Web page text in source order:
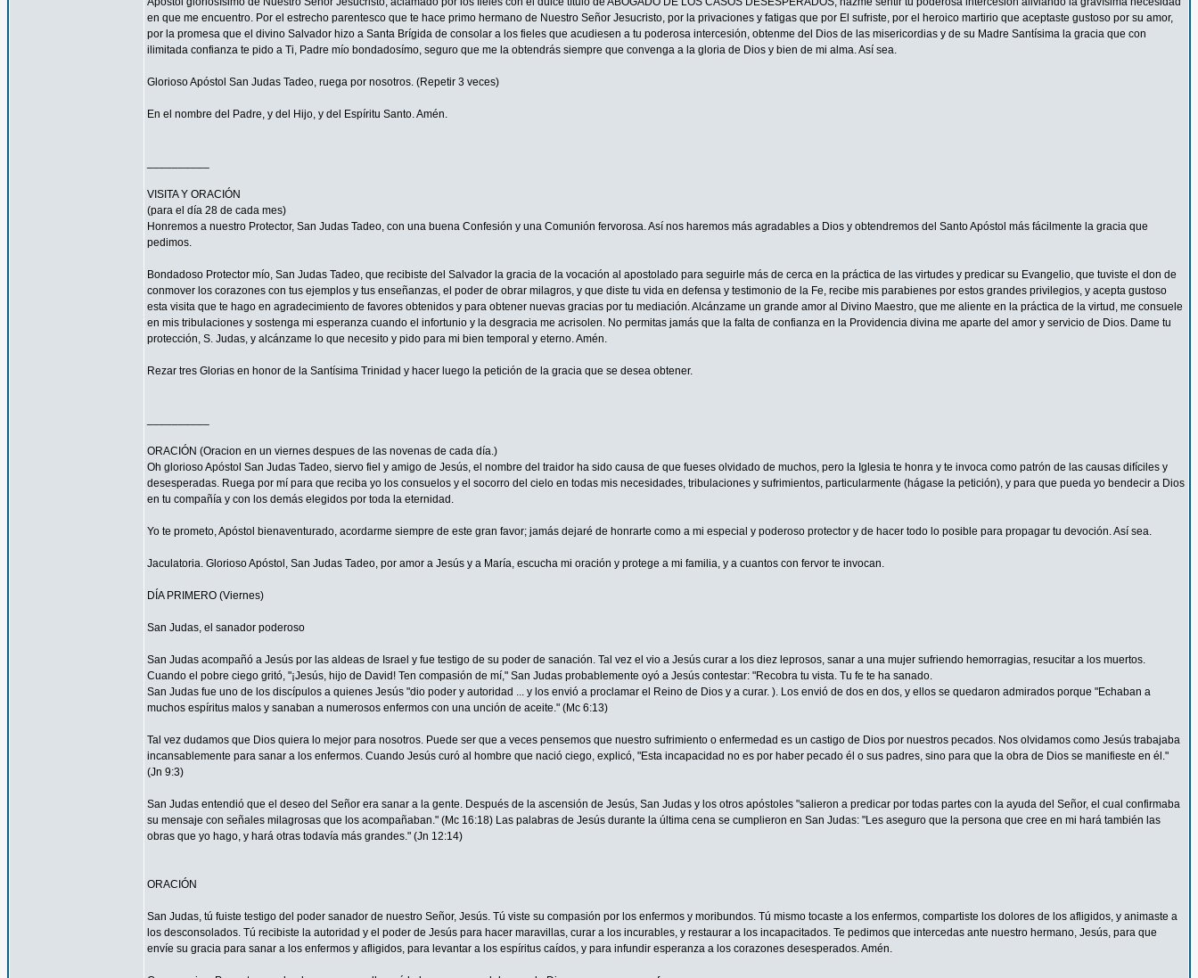
en que me encuentro. Por el estrecho parentesco que te hace primo hermano de Nuestro Señor Jesucristo, por la privaciones y fatigas que por El sufriste, por el heroico martirio que aceptaste gustoso por su amor,
por la promesa que el divino Salvador hizo a Santa Brígida de consolar a los fieles que acudiesen a tu poderosa intercesión, obtenme del Dios de las misericordias y de su Madre Santísima la gracia que con
ilimitada confianza te pido a Ti, Padre mío bondadosímo, seguro que me la obtendrás siempre que convenga a la gloria de Dios y bien de mi alma. Así sea.
Glorioso Apóstol San Judas Tadeo, ruega por nosotros. (Repetir 3 veces)
En el nombre del Padre, y del Hijo, y del Espíritu Santo. Amén.
VISITA Y ORACIÓN
(para el día 28 de cada mes)
Honremos a nuestro Protector, San Judas Tadeo, con una buena Confesión y una Comunión fervorosa. Así nos haremos más agradables a Dios y obtendremos del Santo Apóstol más fácilmente la gracia que
pedimos.
Bondadoso Protector mío, San Judas Tadeo, que recibiste del Salvador la gracia de la vocación al apostolado para seguirle más de cerca en la práctica de las virtudes y predicar su Evangelio, que tuviste el don de
conmover los corazones con tus ejemplos y tus enseñanzas, el poder de obrar milagros, y que diste tu vida en defensa y testimonio de la Fe, recibe mis parabienes por estos grandes privilegios, y acepta gustoso
esta visita que te hago en agradecimiento de favores obtenidos y para obtener nuevas gracias por tu mediación. Alcánzame un grande amor al Divino Maestro, que me aliente en la práctica de la virtud, me consuele
en mis tribulaciones y sostenga mi esperanza cuando el infortunio y la desgracia me acrisolen. No permitas jamás que la falta de confianza en la Providencia divina me aparte del amor y servicio de Dios. Dame tu
protección, S. Judas, y alcánzame lo que necesito y pido para mi bien temporal y eterno. Amén.
Rezar tres Glorias en honor de la Santísima Trinidad y hacer luego la petición de la gracia que se desea obtener.
ORACIÓN (Oracion en un viernes despues de las novenas de cada día.)
Oh glorioso Apóstol San Judas Tadeo, siervo fiel y amigo de Jesús, el nombre del traidor ha sido causa de que fueses olvidado de muchos, pero la Iglesia te honra y te invoca como patrón de las causas difíciles y
desesperadas. Ruega por mí para que reciba yo los consuelos y el socorro del cielo en todas mis necesidades, tribulaciones y sufrimientos, particularmente (hágase la petición), y para que pueda yo bendecir a Dios
en tu compañía y con los demás elegidos por toda la eternidad.
Yo te prometo, Apóstol bienaventurado, acordarme siempre de este gran favor; jamás dejaré de honrarte como a mi especial y poderoso protector y de hacer todo lo posible para propagar tu devoción. Así sea.
Jaculatoria. Glorioso Apóstol, San Judas Tadeo, por amor a Jesús y a María, escucha mi oración y protege a mi familia, y a cuantos con fervor te invocan.
DÍA PRIMERO (Viernes)
San Judas, el sanador poderoso
San Judas acompañó a Jesús por las aldeas de Israel y fue testigo de su poder de sanación. Tal vez el vio a Jesús curar a los diez leprosos, sanar a una mujer sufriendo hemorragias, resucitar a los muertos.
Cuando el pobre ciego gritó, "¡Jesús, hijo de David! Ten compasión de mí," San Judas probablemente oyó a Jesús contestar: "Recobra tu vista. Tu fe te ha sanado.
San Judas fue uno de los discípulos a quienes Jesús "dio poder y autoridad ... y los envió a proclamar el Reino de Dios y a curar. ). Los envió de dos en dos, y ellos se quedaron admirados porque "Echaban a
muchos espíritus malos y sanaban a numerosos enfermos con una unción de aceite." (Mc 6:13)
Tal vez dudamos que Dios quiera lo mejor para nosotros. Puede ser que a veces pensemos que nuestro sufrimiento o enfermedad es un castigo de Dios por nuestros pecados. Nos olvidamos como Jesús trabajaba
incansablemente para sanar a los enfermos. Cuando Jesús curó al hombre que nació ciego, explicó, "Esta incapacidad no es por haber pecado él o sus padres, sino para que la obra de Dios se manifieste en él."
(Jn 9:3)
San Judas entendió que el deseo del Señor era sanar a la gente. Después de la ascensión de Jesús, San Judas y los otros apóstoles "salieron a predicar por todas partes con la ayuda del Señor, el cual confirmaba
su mensaje con señales milagrosas que los acompañaban." (Mc 16:18) Las palabras de Jesús durante la última cena se cumplieron en San Judas: "Les aseguro que la persona que cree en mi hará también las
obras que yo hago, y hará otras todavía más grandes." (Jn 12:14)
ORACIÓN
San Judas, tú fuiste testigo del poder sanador de nuestro Señor, Jesús. Tú viste su compasión por los enfermos y moribundos. Tú mismo tocaste a los enfermos, compartiste los dolores de los afligidos, y animaste a
los desconsolados. Tú recibiste la autoridad y el poder de Jesús para hacer maravillas, curar a los incurables, y restaurar a los incapacitados. Te pedimos que intercedas ante nuestro hermano, Jesús, para que
envíe su gracia para sanar a los enfermos y afligidos, para levantar a los espíritus caídos, y para infundir esperanza a los corazones desesperados. Amén.